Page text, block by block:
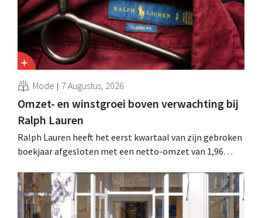
Mode 7 Augustus, 2026
Omzet- en winstgroei boven verwachting bij
Ralph Lauren
Ralph Lauren heeft het eerst kwartaal van zijn gebroken
boekjaar afgesloten met een netto-omzet van 1,96
is dan een jaar eerder. Na die beter dan verwachte start
verhoogt het bedrijf ook zijn vooruitzichten voor het
volledige boekjaar.